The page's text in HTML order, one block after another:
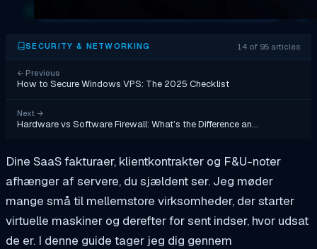
SECURITY & NETWORKING 14 of 95 articles
← Previous
How to Secure Windows VPS: The 2025 Checklist
Next →
Hardware vs Software Firewall: What’s the Difference an…
Dine SaaS fakturaer, klientkontrakter og F&U-noter
afhænger af servere, du sjældent ser. Jeg møder
mange små til mellemstore virksomheder, der starter
virtuelle maskiner og derefter for sent indser, hvor udsat
de er. I denne guide tager jeg dig gennem